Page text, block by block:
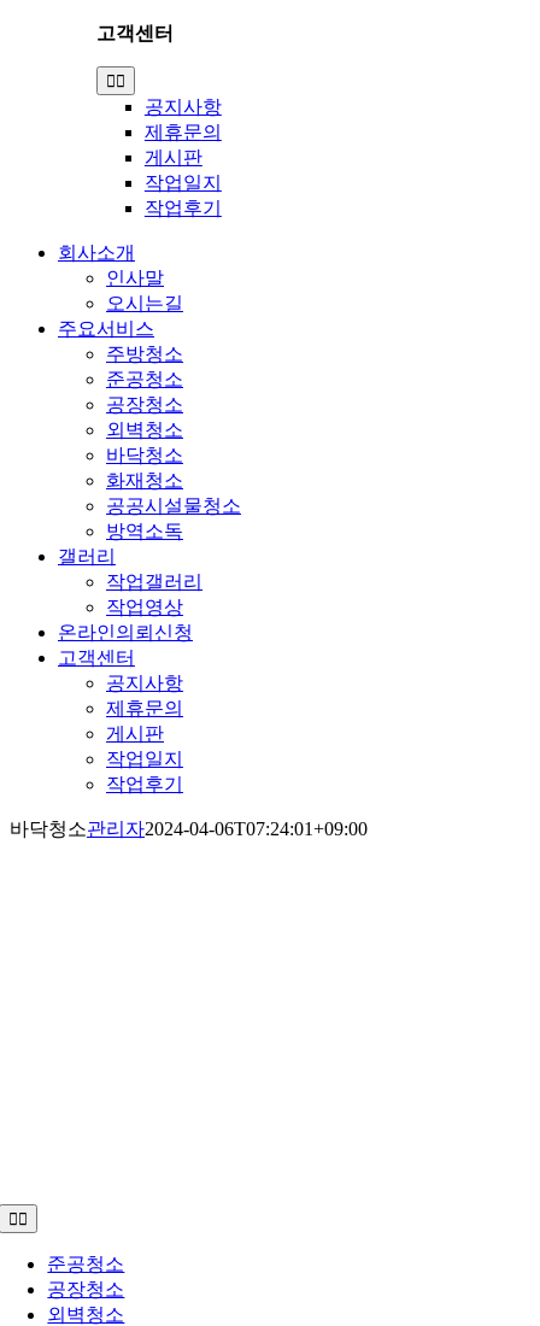
고객센터
Toggle
Navigation
공지사항
제휴문의
게시판
작업일지
작업후기
회사소개
인사말
오시는길
주요서비스
주방청소
준공청소
공장청소
외벽청소
바닥청소
화재청소
공공시설물청소
방역소독
갤러리
작업갤러리
작업영상
온라인의뢰신청
고객센터
공지사항
제휴문의
게시판
작업일지
작업후기
바닥청소관리자2024-04-06T07:24:01+09:00
Toggle
Navigation
준공청소
공장청소
외벽청소